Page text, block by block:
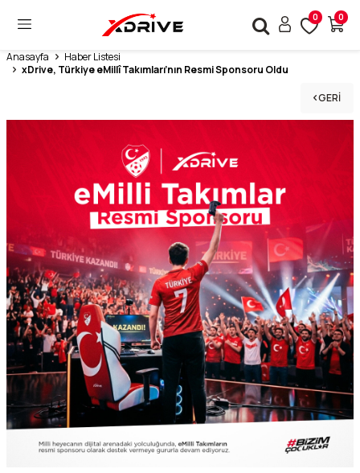
0 0
Anasayfa
Haber Listesi
xDrive, Türkiye eMillî Takımları’nın Resmi Sponsoru Oldu
GERI